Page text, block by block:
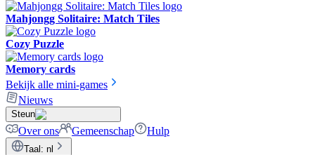
Mahjongg Solitaire: Match Tiles
Cozy Puzzle
Memory cards
Bekijk alle mini-games
Nieuws
Steun
Over ons Gemeenschap Hulp
Taal : nl